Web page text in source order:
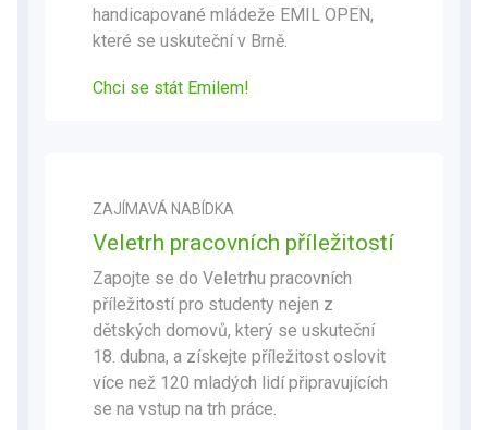
handicapované mládeže EMIL OPEN,
které se uskuteční v Brně.
Chci se stát Emilem!
ZAJÍMAVÁ NABÍDKA
Veletrh pracovních příležitostí
Zapojte se do Veletrhu pracovních
příležitostí pro studenty nejen z
dětských domovů, který se uskuteční
18. dubna, a získejte příležitost oslovit
více než 120 mladých lidí připravujících
se na vstup na trh práce.